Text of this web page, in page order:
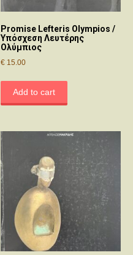
Promise Lefteris Olympios /
Υπόσχεση Λευτέρης
Ολύμπιος
€ 15.00
Add to cart